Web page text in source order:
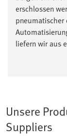
erschlossen
liefern wir aus
Unsere
Suppliers